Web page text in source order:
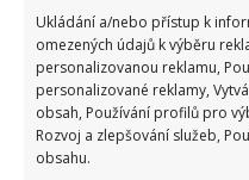
Ukládání a/nebo přístup k
omezených údajů k výběru
personalizovanou reklamu,
personalizované reklamy,
obsah, Používání profilů pro
Rozvoj a zlepšování služeb,
obsahu.